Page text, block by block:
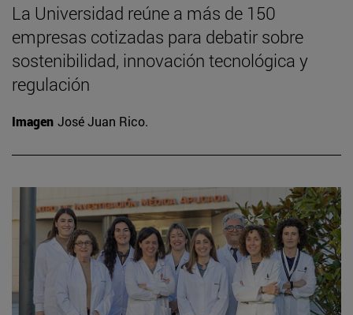
La Universidad reúne a más de 150
empresas cotizadas para debatir sobre
sostenibilidad, innovación tecnológica y
regulación
Imagen José Juan Rico.